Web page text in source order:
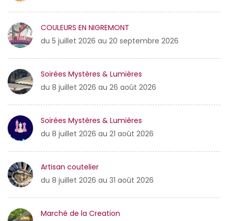
COULEURS EN NIGREMONT
du 5 juillet 2026 au 20 septembre 2026
Soirées Mystères & Lumières
du 8 juillet 2026 au 26 août 2026
Soirées Mystères & Lumières
du 8 juillet 2026 au 21 août 2026
Artisan coutelier
du 8 juillet 2026 au 31 août 2026
Marché de la Creation